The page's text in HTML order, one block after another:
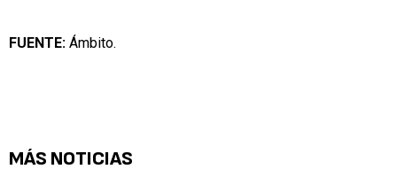
FUENTE: Ámbito.
MÁS NOTICIAS